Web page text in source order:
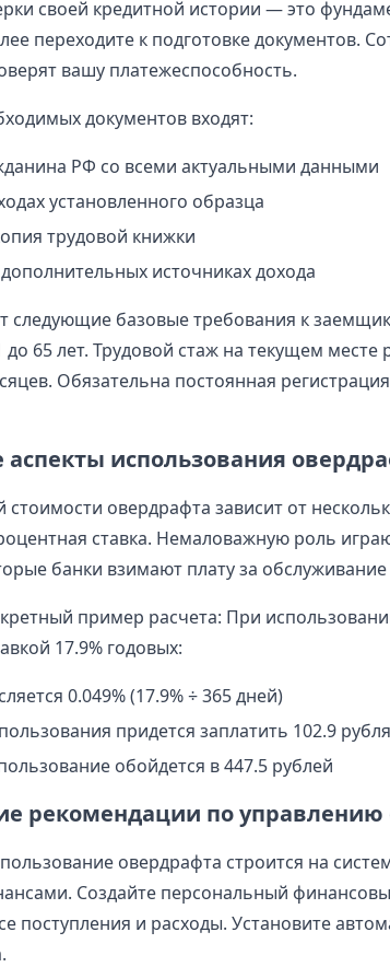
своей кредитной истории — это
переходите к подготовке документов.
вашу платежеспособность.
документов входят:
РФ со всеми актуальными данными
установленного образца
трудовой книжки
источниках дохода
следующие базовые требования к
до 65 лет. Трудовой стаж на текущем
Обязательна постоянная
использования
стоимости овердрафта зависит от
ставка. Немаловажную роль
банки взимают плату за обслуживание
пример расчета: При
17.9% годовых:
0.049% (17.9% ÷ 365 дней)
придется заплатить 102.9 рубля
обойдется в 447.5 рублей
рекомендации по
овердрафта строится на
Создайте персональный
поступления и расходы. Установите